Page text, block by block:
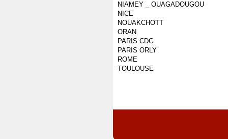
NIAMEY _ OUAGADOUGOU
NICE
NOUAKCHOTT
ORAN
PARIS CDG
PARIS ORLY
ROME
TOULOUSE